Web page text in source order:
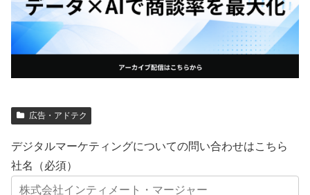
広告・アドテク
デジタルマーケティングについての問い合わせはこちら
社名（必須）